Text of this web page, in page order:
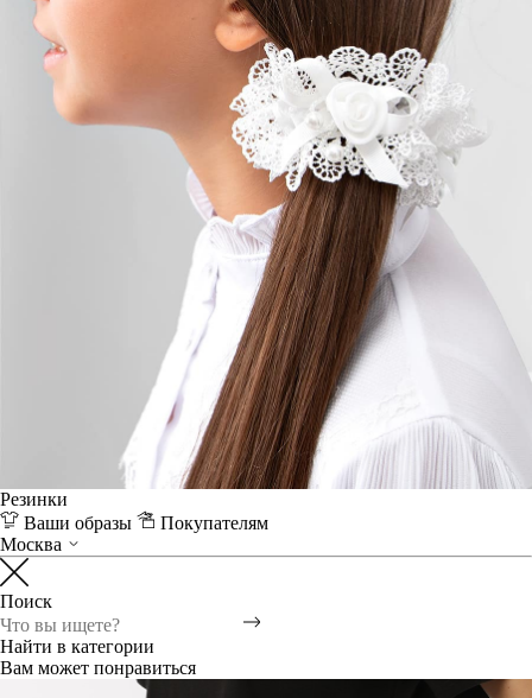
Резинки
Ваши образы
Покупателям
Москва
Поиск
Найти в категории
Вам может понравиться